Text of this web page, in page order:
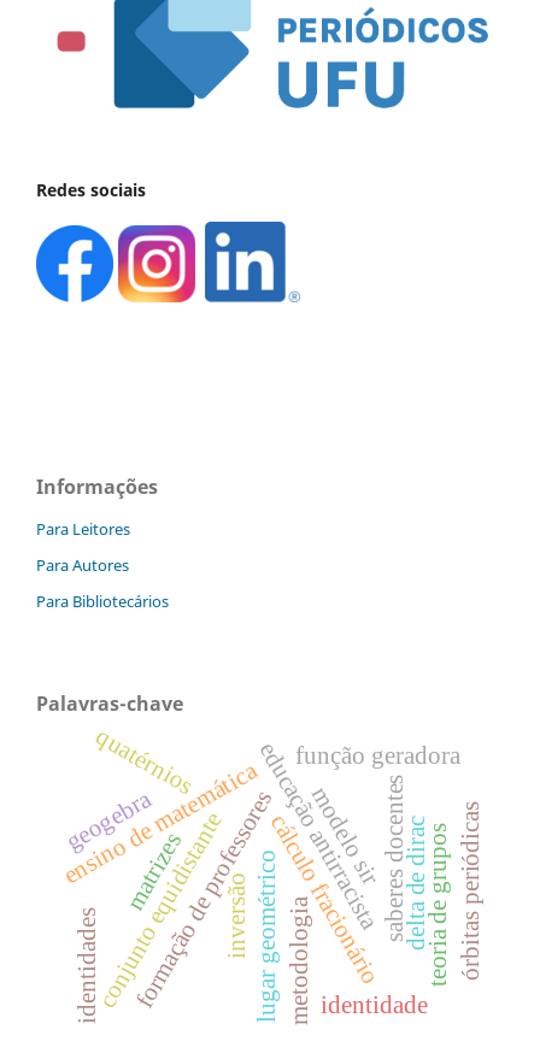
Redes sociais
Informações
Para Leitores
Para Autores
Para Bibliotecários
Palavras-chave
formação de professoreseducação antirracista
ensino de matemática saberes docentes
cálculo fracionário
quatérnios
inversãolugar geométrico
conjunto equidistante delta de dirac
função geradora
matrizes teoria de grupos
geogebra modelo sir órbitas periódicas
metodologia
identidades identidade